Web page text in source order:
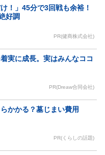
！」45分で3回戦も余裕！
好調
PR(健商株式会社)
実に成長。実はみんなココ
PR(Dreaw合同会社)
かかる？墓じまい費用
PR(くらしの話題)